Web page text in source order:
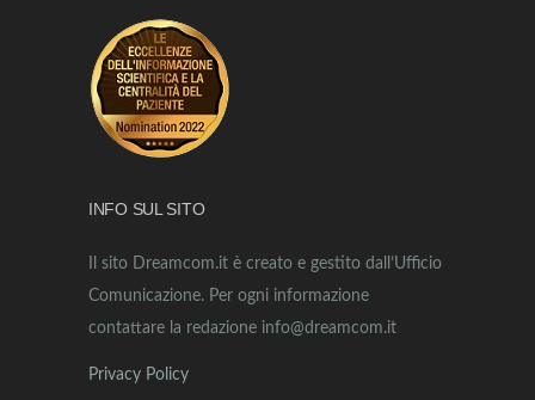
INFO SUL SITO
Il sito Dreamcom.it è creato e gestito dall’Ufficio
Comunicazione. Per ogni informazione
contattare la redazione info@dreamcom.it
Privacy Policy